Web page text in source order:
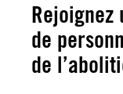
Rejoignez
de
de